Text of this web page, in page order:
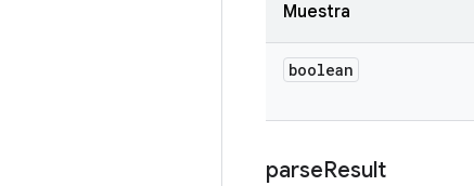
Muestra
boolean
parseResult